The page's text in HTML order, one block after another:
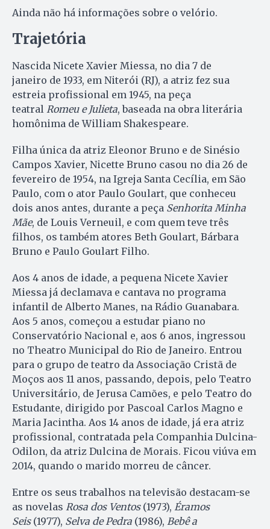
Ainda não há informações sobre o velório.
Trajetória
Nascida Nicete Xavier Miessa, no dia 7 de
janeiro de 1933, em Niterói (RJ), a atriz fez sua
estreia profissional em 1945, na peça
teatral Romeu e Julieta, baseada na obra literária
homônima de William Shakespeare.
Filha única da atriz Eleonor Bruno e de Sinésio
Campos Xavier, Nicette Bruno casou no dia 26 de
fevereiro de 1954, na Igreja Santa Cecília, em São
Paulo, com o ator Paulo Goulart, que conheceu
dois anos antes, durante a peça Senhorita Minha
Mãe, de Louis Verneuil, e com quem teve três
filhos, os também atores Beth Goulart, Bárbara
Bruno e Paulo Goulart Filho.
Aos 4 anos de idade, a pequena Nicete Xavier
Miessa já declamava e cantava no programa
infantil de Alberto Manes, na Rádio Guanabara.
Aos 5 anos, começou a estudar piano no
Conservatório Nacional e, aos 6 anos, ingressou
no Theatro Municipal do Rio de Janeiro. Entrou
para o grupo de teatro da Associação Cristã de
Moços aos 11 anos, passando, depois, pelo Teatro
Universitário, de Jerusa Camões, e pelo Teatro do
Estudante, dirigido por Pascoal Carlos Magno e
Maria Jacintha. Aos 14 anos de idade, já era atriz
profissional, contratada pela Companhia Dulcina-
Odilon, da atriz Dulcina de Morais. Ficou viúva em
2014, quando o marido morreu de câncer.
Entre os seus trabalhos na televisão destacam-se
as novelas Rosa dos Ventos(1973), Éramos
Seis(1977), Selva de Pedra (1986), Bebê a